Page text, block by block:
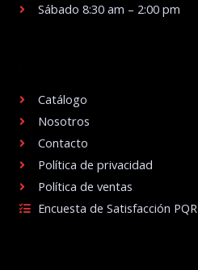
Sábado 8:30 am – 2:00 pm
Catálogo
Nosotros
Contacto
Política de privacidad
Política de ventas
Encuesta de Satisfacción PQR